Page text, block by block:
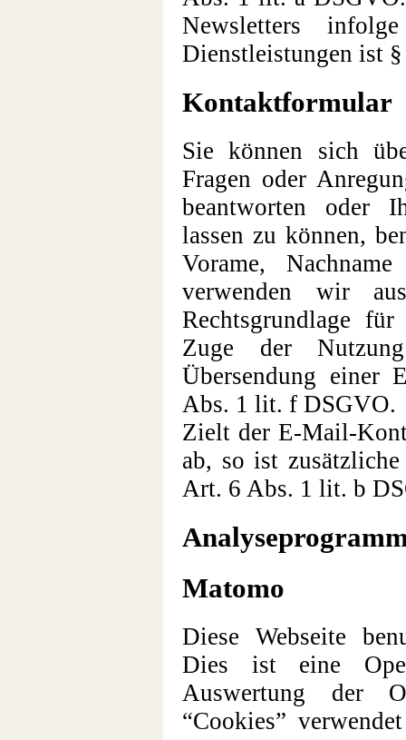
Newsletters
Dienstleistungen ist
Kontaktformular
Sie können sich
Fragen oder
beantworten oder
lassen zu können,
Vorame,
verwenden wir
Rechtsgrundlage
Zuge der
Übersendung
Abs. 1 lit. f DSGVO.
Zielt der E-Mail-
ab, so ist
Art. 6 Abs. 1 lit. b
Matomo
Diese Webseite
Dies ist eine
Auswertung der
“Cookies”